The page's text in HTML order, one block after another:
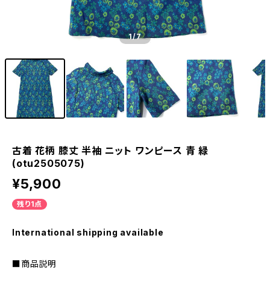
1/7
古着 花柄 膝丈 半袖 ニット ワンピース 青 緑
(otu2505075)
¥5,900
残り1点
International shipping available
■商品説明